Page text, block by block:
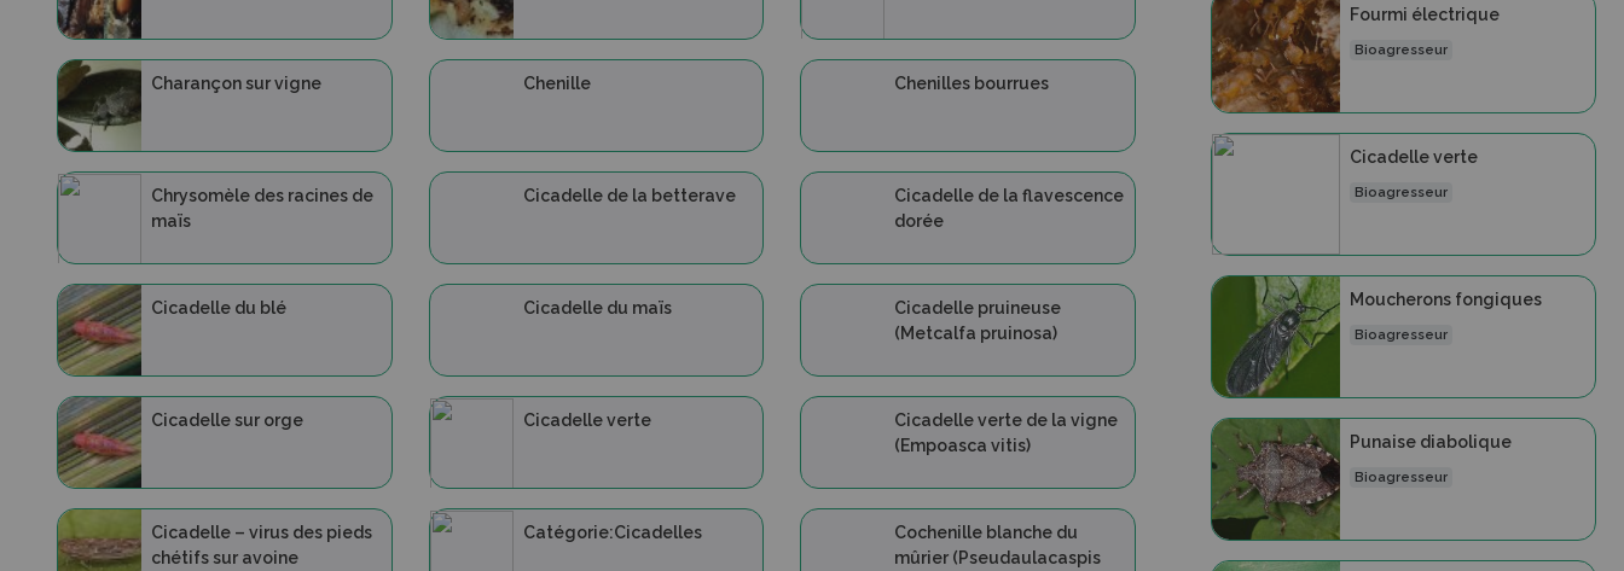
Charançon sur vigne Chenille Chenilles bourrues
Chrysomèle des racines de
maïs
Cicadelle de la betterave
Cicadelle de la flavescence
dorée
Cicadelle du blé Cicadelle du maïs
Cicadelle pruineuse
(Metcalfa pruinosa)
Cicadelle sur orge Cicadelle verte
Cicadelle verte de la vigne
(Empoasca vitis)
Cicadelle – virus des pieds
chétifs sur avoine
Catégorie:Cicadelles
Cochenille blanche du
mûrier (Pseudaulacaspis
Fourmi électrique
Bioagresseur
Cicadelle verte
Bioagresseur
Moucherons fongiques
Bioagresseur
Punaise diabolique
Bioagresseur